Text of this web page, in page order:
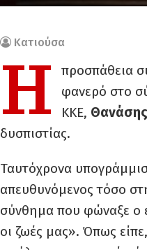
Κατιούσα
Η
προσπάθεια
φανερό στο
ΚΚΕ,
δυσπιστίας.
Ταυτόχρονα
απευθυνόμενος τόσο
σύνθημα που φώναξε ο
οι ζωές μας». Όπως